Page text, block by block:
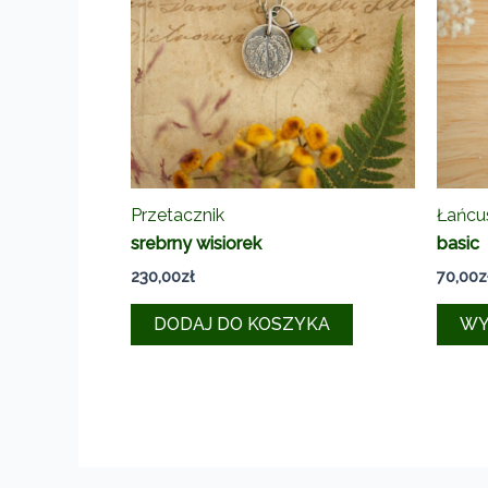
Przetacznik
srebrny wisiorek
230,00zł
DODAJ DO KOSZYKA
basic
70,00